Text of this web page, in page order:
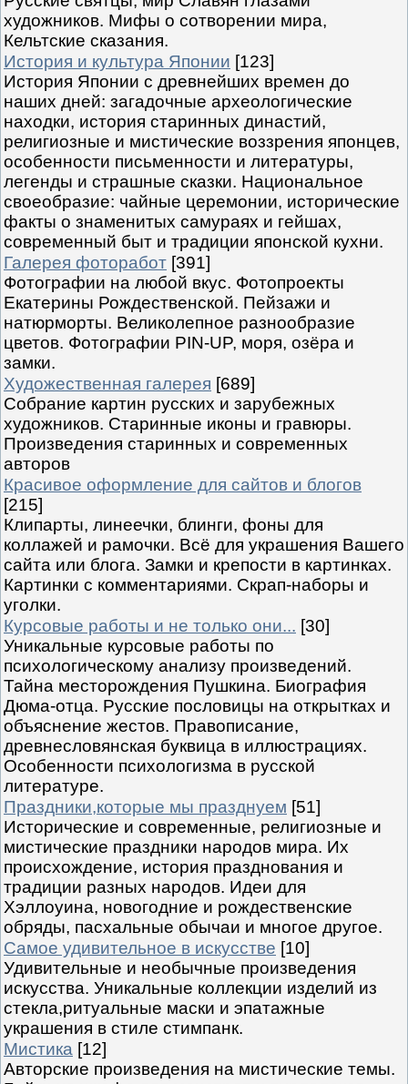
художников. Мифы о сотворении мира,
Кельтские сказания.
История и культура Японии [123]
История Японии с древнейших времен до
наших дней: загадочные археологические
находки, история старинных династий,
религиозные и мистические воззрения японцев,
особенности письменности и литературы,
легенды и страшные сказки. Национальное
своеобразие: чайные церемонии, исторические
факты о знаменитых самураях и гейшах,
современный быт и традиции японской кухни.
Галерея фоторабот [391]
Фотографии на любой вкус. Фотопроекты
Екатерины Рождественской. Пейзажи и
натюрморты. Великолепное разнообразие
цветов. Фотографии PIN-UP, моря, озёра и
замки.
Художественная галерея [689]
Собрание картин русских и зарубежных
художников. Старинные иконы и гравюры.
Произведения старинных и современных
авторов
Красивое оформление для сайтов и блогов
[215]
Клипарты, линеечки, блинги, фоны для
коллажей и рамочки. Всё для украшения Вашего
сайта или блога. Замки и крепости в картинках.
Картинки с комментариями. Скрап-наборы и
уголки.
Курсовые работы и не только они... [30]
Уникальные курсовые работы по
психологическому анализу произведений.
Тайна месторождения Пушкина. Биография
Дюма-отца. Русские пословицы на открытках и
объяснение жестов. Правописание,
древнесловянская буквица в иллюстрациях.
Особенности психологизма в русской
литературе.
Праздники,которые мы празднуем [51]
Исторические и современные, религиозные и
мистические праздники народов мира. Их
происхождение, история празднования и
традиции разных народов. Идеи для
Хэллоуина, новогодние и рождественские
обряды, пасхальные обычаи и многое другое.
Самое удивительное в искусстве [10]
Удивительные и необычные произведения
искусства. Уникальные коллекции изделий из
стекла,ритуальные маски и эпатажные
украшения в стиле стимпанк.
Мистика [12]
Авторские произведения на мистические темы.